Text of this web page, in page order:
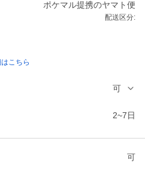
ポケマル提携のヤマト便
配送区分:
こちら
可
2~7日
可